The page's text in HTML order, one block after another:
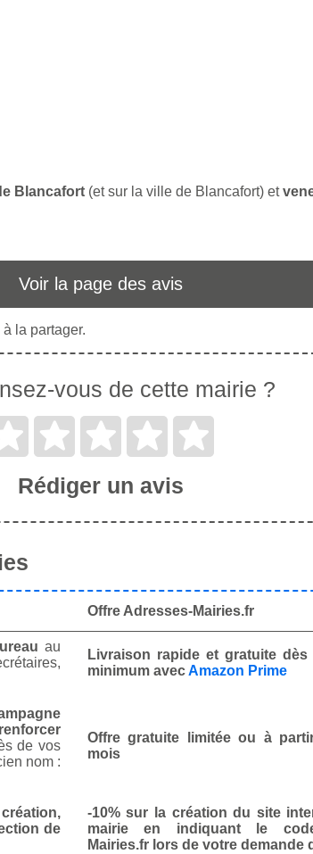
Blancafort (et sur la ville de Blancafort) et
Voir la page des avis
la partager.
vous de cette mairie ?
Rédiger un avis
Offre Adresses-Mairies.fr
au
Livraison rapide et gratuite
minimum avecAmazon Prime
renforcer
de vos
nom :
Offre gratuite limitée ou à
mois
création,
de
-10% sur la création du site
mairie en indiquant le
Mairies.fr lors de votre demande